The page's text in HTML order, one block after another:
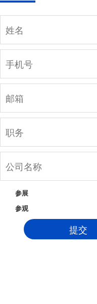
参展
参观